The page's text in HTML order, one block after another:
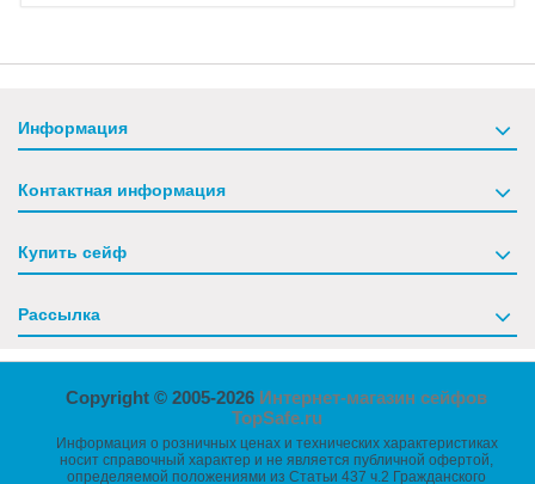
Информация
Контактная информация
Купить сейф
Рассылка
Copyright © 2005-2026 Интернет-магазин сейфов
TopSafe.ru
Информация о розничных ценах и технических характеристиках
носит справочный характер и не является публичной офертой,
определяемой положениями из Статьи 437 ч.2 Гражданского